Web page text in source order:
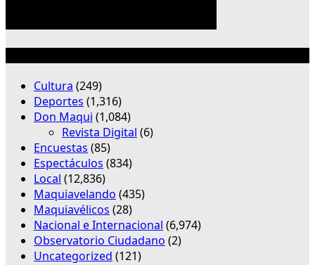
Cultura (249)
Deportes (1,316)
Don Maqui (1,084)
Revista Digital (6)
Encuestas (85)
Espectáculos (834)
Local (12,836)
Maquiavelando (435)
Maquiavélicos (28)
Nacional e Internacional (6,974)
Observatorio Ciudadano (2)
Uncategorized (121)